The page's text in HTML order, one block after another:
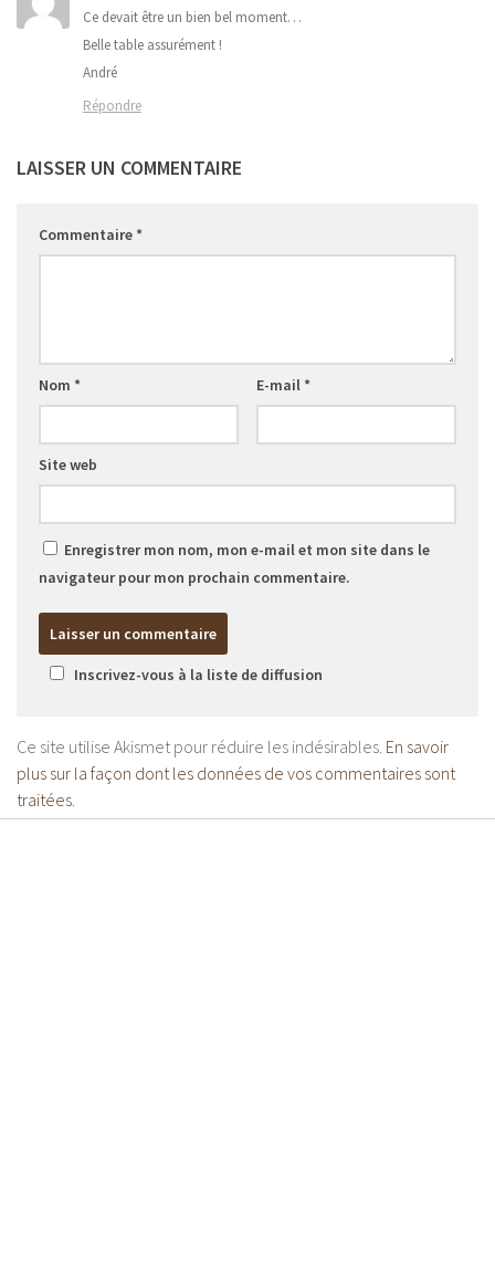
Ce devait être un bien bel moment…
Belle table assurément !
André
Répondre
LAISSER UN COMMENTAIRE
Commentaire*
Nom * E-mail *
Site web
Enregistrer mon nom, mon e-mail et mon site dans le
navigateur pour mon prochain commentaire.
Inscrivez-vous à la liste de diffusion
Ce site utilise Akismet pour réduire les indésirables. En savoir
plus sur la façon dont les données de vos commentaires sont
traitées